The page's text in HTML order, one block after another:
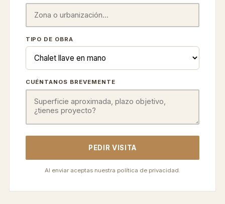
TIPO DE OBRA
CUÉNTANOS BREVEMENTE
PEDIR VISITA
Al enviar aceptas nuestra política de privacidad.